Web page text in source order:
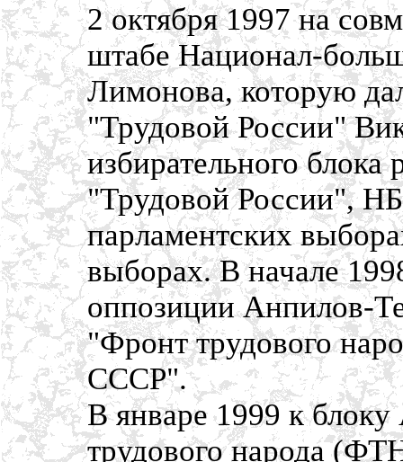
2 октября 1997 на
штабе Национал-
Лимонова, которую
"Трудовой России"
избирательного
"Трудовой России",
парламентских
выборах. В начале
оппозиции Анпилов-
"Фронт трудового
СССР".
В январе 1999 к
трудового народа